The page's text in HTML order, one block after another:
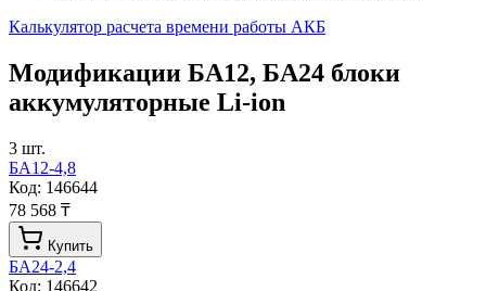
Калькулятор расчета времени работы АКБ
Модификации БА12, БА24 блоки
аккумуляторные Li-ion
3 шт.
БА12-4,8
Код: 146644
78 568 ₸
Купить
БА24-2,4
Код: 146642